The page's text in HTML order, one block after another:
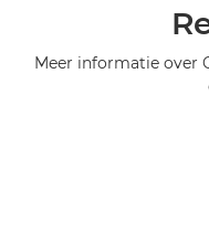
Meer informatie over